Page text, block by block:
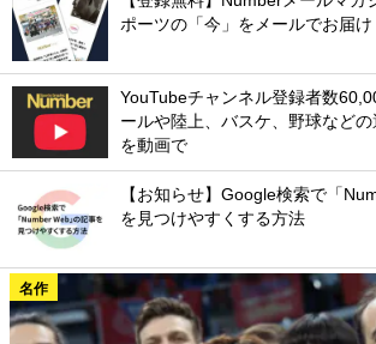
ポーツの「今」をメールでお届け
YouTubeチャンネル登録者数
ールや陸上、バスケ、野球など
を動画で
【お知らせ】Google検索で「
を見つけやすくする方法
名作